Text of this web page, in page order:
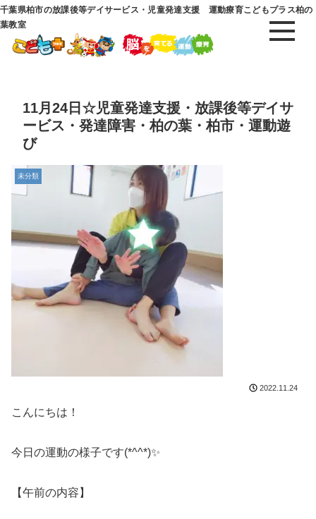
千葉県柏市の放課後等デイサービス・児童発達支援 運動療育こどもプラス柏の
葉教室
11月24日☆児童発達支援・放課後等デイサ
ービス・発達障害・柏の葉・柏市・運動遊
び
未分類
2022.11.24
こんにちは！
今日の運動の様子です(*^^*)✨
【午前の内容】